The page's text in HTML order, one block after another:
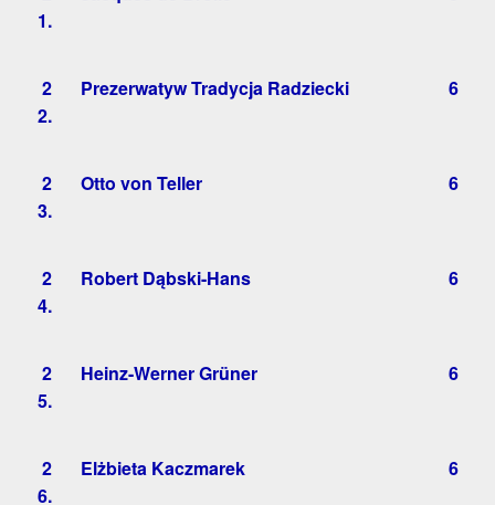
1.
2
2.
Prezerwatyw Tradycja Radziecki 6
2
3.
Otto von Teller 6
2
4.
Robert Dąbski-Hans 6
2
5.
Heinz-Werner Grüner 6
2
6.
Elżbieta Kaczmarek 6